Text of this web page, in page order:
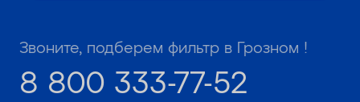
Звоните, подберем фильтр в Грозном !
8 800 333-77-52